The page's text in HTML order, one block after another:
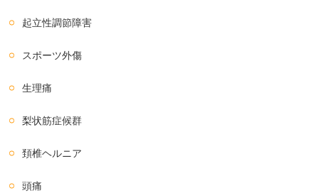
起立性調節障害
スポーツ外傷
生理痛
梨状筋症候群
頚椎ヘルニア
頭痛